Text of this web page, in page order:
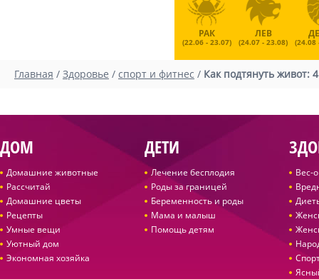
РАК
(22.06 - 23.07)
ЛЕВ
(24.07 - 23.08) (24.08
Главная / Здоровье / спорт и фитнес / Как подтянуть живот:
ДОМ
Домашние животные
Рассчитай
Домашние цветы
Рецепты
Умные вещи
Уютный дом
Экономная хозяйка
ДЕТИ
Лечение бесплодия
Роды за границей
Беременность и роды
Мама и малыш
Помощь детям
Вес-